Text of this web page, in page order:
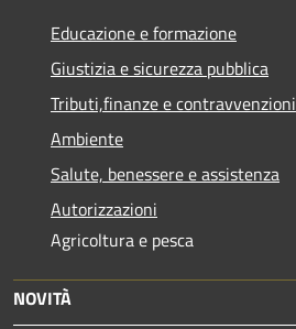
Educazione e formazione
Giustizia e sicurezza pubblica
Tributi,finanze e contravvenzioni
Ambiente
Salute, benessere e assistenza
Autorizzazioni
Agricoltura e pesca
NOVITÀ